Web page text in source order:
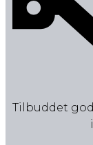
Tilbuddet